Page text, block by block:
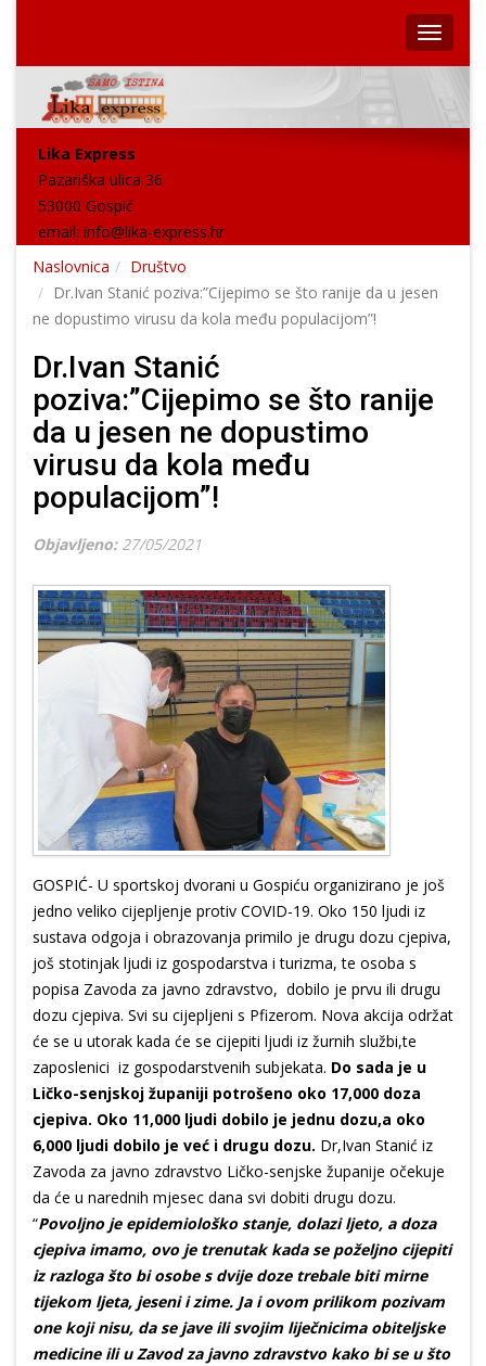
Lika Express
Pazariška ulica 36
53000 Gospić
email: info@lika-express.hr
Naslovnica
Društvo
Dr.Ivan Stanić poziva:”Cijepimo se što ranije da u jesen
ne dopustimo virusu da kola među populacijom”!
Dr.Ivan Stanić
poziva:”Cijepimo se što ranije
da u jesen ne dopustimo
virusu da kola među
populacijom”!
Objavljeno: 27/05/2021
GOSPIĆ- U sportskoj dvorani u Gospiću organizirano je još
jedno veliko cijepljenje protiv COVID-19. Oko 150 ljudi iz
sustava odgoja i obrazovanja primilo je drugu dozu cjepiva,
još stotinjak ljudi iz gospodarstva i turizma, te osoba s
popisa Zavoda za javno zdravstvo, dobilo je prvu ili drugu
dozu cjepiva. Svi su cijepljeni s Pfizerom. Nova akcija održat
će se u utorak kada će se cijepiti ljudi iz žurnih službi,te
zaposlenici iz gospodarstvenih subjekata. Do sada je u
Ličko-senjskoj županiji potrošeno oko 17,000 doza
cjepiva. Oko 11,000 ljudi dobilo je jednu dozu,a oko
6,000 ljudi dobilo je već i drugu dozu. Dr,Ivan Stanić iz
Zavoda za javno zdravstvo Ličko-senjske županije očekuje
da će u narednih mjesec dana svi dobiti drugu dozu.
“Povoljno je epidemiološko stanje, dolazi ljeto, a doza
cjepiva imamo, ovo je trenutak kada se poželjno cijepiti
iz razloga što bi osobe s dvije doze trebale biti mirne
tijekom ljeta, jeseni i zime. Ja i ovom prilikom pozivam
one koji nisu, da se jave ili svojim liječnicima obiteljske
medicine ili u Zavod za javno zdravstvo kako bi se u što